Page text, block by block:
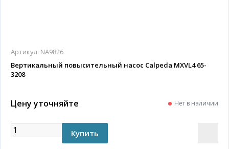
Артикул: NA9826
Вертикальный повысительный насос Calpeda MXVL4 65-
3208
Цену уточняйте Нет в наличии